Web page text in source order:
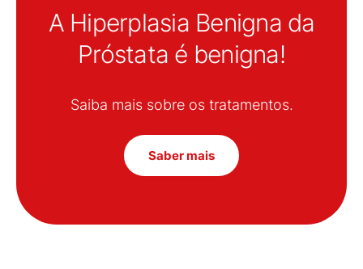
A Hiperplasia Benigna da
Próstata é benigna!
Saiba mais sobre os tratamentos.
Saber mais